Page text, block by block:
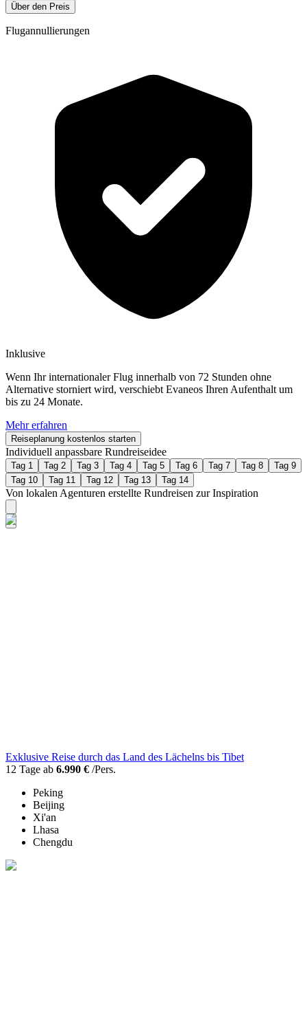
Über den Preis
Flugannullierungen
Inklusive
Wenn Ihr internationaler Flug innerhalb von 72 Stunden ohne
Alternative storniert wird, verschiebt Evaneos Ihren Aufenthalt um
bis zu 24 Monate.
Mehr erfahren
Reiseplanung kostenlos starten
Individuell anpassbare Rundreiseidee
Tag 1 Tag 2 Tag 3 Tag 4 Tag 5 Tag 6 Tag 7 Tag 8
Tag 9
Tag 10
Tag 11 Tag 12 Tag 13 Tag 14
Von lokalen Agenturen erstellte Rundreisen zur Inspiration
Exklusive Reise durch das Land des Lächelns bis Tibet
12 Tage ab 6.990 € /Pers.
Peking
Beijing
Xi'an
Lhasa
Chengdu